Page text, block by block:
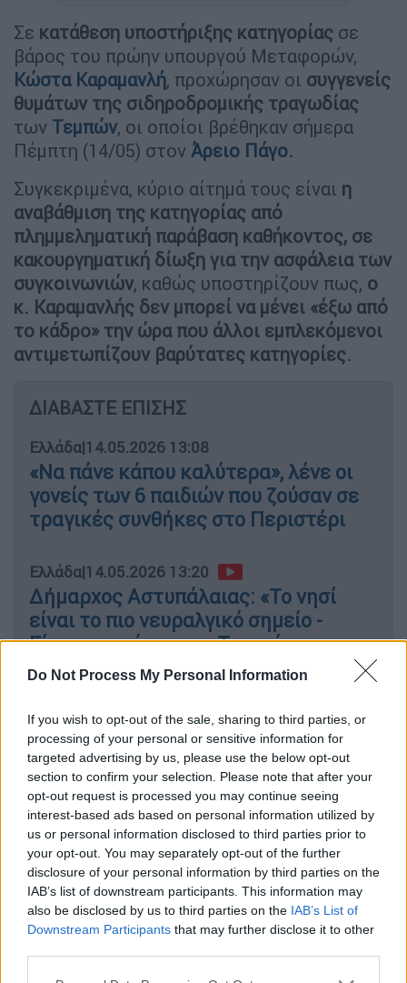
Do Not Process My Personal Information
If you wish to opt-out of the sale, sharing to third parties, or
processing of your personal or sensitive information for
targeted advertising by us, please use the below opt-out
section to confirm your selection. Please note that after your
opt-out request is processed you may continue seeing
interest-based ads based on personal information utilized by
us or personal information disclosed to third parties prior to
your opt-out. You may separately opt-out of the further
disclosure of your personal information by third parties on the
IAB’s list of downstream participants. This information may
also be disclosed by us to third parties on the IAB’s List of
Downstream Participants that may further disclose it to other
Σε κατάθεση υποστήριξης κατηγορίας σε
βάρος του πρώην υπουργού Μεταφορών,
Κώστα Καραμανλή, προχώρησαν οι συγγενείς
θυμάτων της σιδηροδρομικής τραγωδίας
των Τεμπών, οι οποίοι βρέθηκαν σήμερα
Πέμπτη (14/05) στον Άρειο Πάγο.
Συγκεκριμένα, κύριο αίτημά τους είναι η
αναβάθμιση της κατηγορίας από
πλημμεληματική παράβαση καθήκοντος, σε
κακουργηματική δίωξη για την ασφάλεια των
συγκοινωνιών, καθώς υποστηρίζουν πως, ο
κ. Καραμανλής δεν μπορεί να μένει «έξω από
το κάδρο» την ώρα που άλλοι εμπλεκόμενοι
αντιμετωπίζουν βαρύτατες κατηγορίες.
ΔΙΑΒΑΣΤΕ ΕΠΙΣΗΣ
Ελλάδα|14.05.2026 13:08
«Να πάνε κάπου καλύτερα», λένε οι
γονείς των 6 παιδιών που ζούσαν σε
τραγικές συνθήκες στο Περιστέρι
Ελλάδα|14.05.2026 13:20
Δήμαρχος Αστυπάλαιας: «Το νησί
είναι το πιο νευραλγικό σημείο -
Είμαστε στόχος της Τουρκίας»
«Ήρθα από την Ελβετία άυπνος,
άφησα τη δουλειά μου για να
κυνηγήσω τον Καραμανλή για τα
αυτονόητα»
ΟΆγγελος Μπόζο ταξίδεψε από το
εξωτερικό προκειμένου να καταθέσει στον
Άρειο Πάγο, τιμώντας τη μνήμη του πατέρα
του, Σωκράτη Μπόζο που χάθηκε στο